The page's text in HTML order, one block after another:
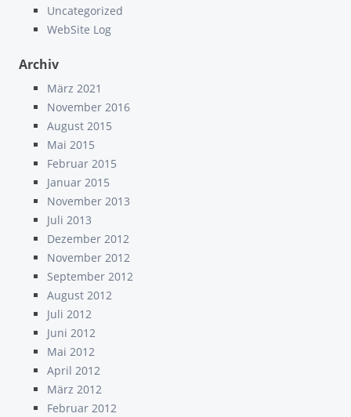
Uncategorized
WebSite Log
Archiv
März 2021
November 2016
August 2015
Mai 2015
Februar 2015
Januar 2015
November 2013
Juli 2013
Dezember 2012
November 2012
September 2012
August 2012
Juli 2012
Juni 2012
Mai 2012
April 2012
März 2012
Februar 2012